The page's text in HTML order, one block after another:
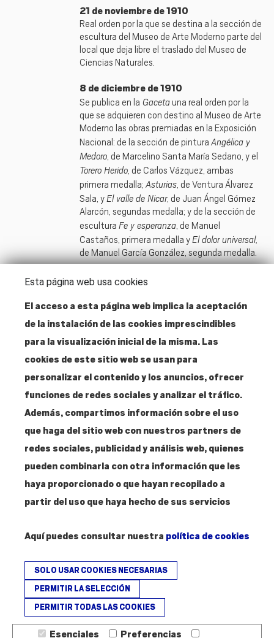
21 de noviembre de 1910
Real orden por la que se destina a la sección de
escultura del Museo de Arte Moderno parte del
local que deja libre el traslado del Museo de
Ciencias Naturales.
8 de diciembre de 1910
Se publica en la Gaceta una real orden por la
que se adquieren con destino al Museo de Arte
Moderno las obras premiadas en la Exposición
Nacional: de la sección de pintura Angélica y
Medoro, de Marcelino Santa María Sedano, y el
Torero Herido, de Carlos Vázquez, ambas
primera medalla; Asturias, de Ventura Álvarez
Sala, yEl valle de Nicar, de Juan Ángel Gómez
Alarcón, segundas medalla; y de la sección de
escultura Fe y esperanza, de Manuel
Castaños, primera medalla yEl dolor universal,
de Manuel García González, segunda medalla.
Dirección
Santa Isabel, 52
28012 Madrid
Contacto
T. 915 304 287
info@amigosmuseoreinasofia.org
Hazte
Fundación Amigos del Museo Nacional Centro de Arte Reina Sofía - ©
2026
Esta página web usa cookies
El acceso a esta página web implica la aceptación
de la instalación de las cookies imprescindibles
para la visualización inicial de la misma. Las
cookies de este sitio web se usan para
personalizar el contenido y los anuncios, ofrecer
funciones de redes sociales y analizar el tráfico.
Además, compartimos información sobre el uso
que haga del sitio web con nuestros partners de
redes sociales, publicidad y análisis web, quienes
pueden combinarla con otra información que les
haya proporcionado o que hayan recopilado a
partir del uso que haya hecho de sus servicios
Aquí puedes consultar nuestra política de cookies
SOLO USAR COOKIES NECESARIAS
PERMITIR LA SELECCIÓN
PERMITIR TODAS LAS COOKIES
Esenciales Preferencias